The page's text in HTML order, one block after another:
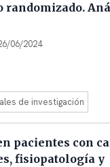
randomizado.
06/2024
de investigación
pacientes con
fisiopatología y